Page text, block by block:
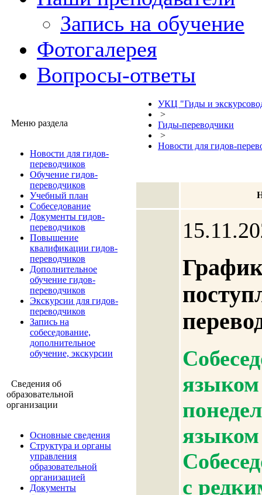
Запись на обучение
Фотогалерея
Вопросы-ответы
Меню раздела
Новости для гидов-
переводчиков
Обучение гидов-
переводчиков
Учебный план
Собеседование
Документы гидов-
переводчиков
Повышение
квалификации гидов-
переводчиков
Дополнительное
обучение гидов-
переводчиков
Экскурсии для гидов-
переводчиков
Запись на
собеседование,
дополнительное
обучение, экскурсии
Сведения об
образовательной
организации
Основные сведения
Структура и органы
управления
образовательной
организацией
Документы
УКЦ "Гиды и
>
Гиды-переводчики
>
Новости для гидов-
языком
языком
с